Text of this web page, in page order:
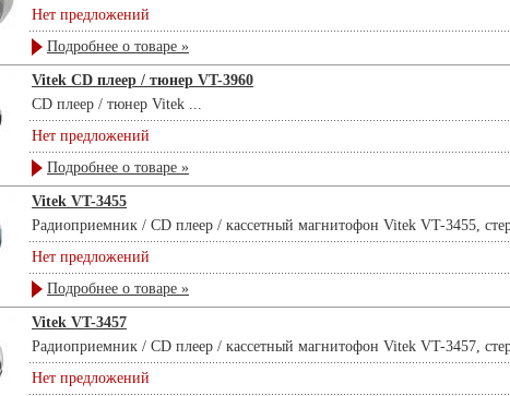
Нет предложений
Подробнее о товаре »
Vitek CD плеер / тюнер VT-3960
CD плеер / тюнер Vitek ...
Нет предложений
Подробнее о товаре »
Vitek VT-3455
Радиоприемник / CD плеер / кассетный магнитофон Vitek VT-3455,
Нет предложений
Подробнее о товаре »
Vitek VT-3457
Радиоприемник / CD плеер / кассетный магнитофон Vitek VT-3457,
Нет предложений